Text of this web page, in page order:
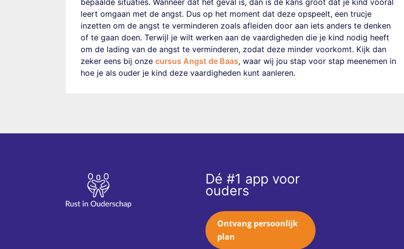
bepaalde situaties.Wanneer dat het geval is, dan is de kans groot dat je kind vooral
leert omgaan met de angst. Dus op het moment dat deze opspeelt, een trucje
inzetten om de angst te verminderen zoals afleiden door aan iets anders te denken
of te gaan doen. Terwijl je wilt werken aan de vaardigheden die je kind nodig heeft
om de lading van de angst te verminderen, zodat deze minder voorkomt. Kijk dan
zeker eens bij onzecursus Angst de Baas, waar wij jou stap voor stap meenemen in
hoe jeals ouder je kind deze vaardigheden kunt aanleren.
Dé #1 app voor
ouders
Ontvang persoonlijk
plan